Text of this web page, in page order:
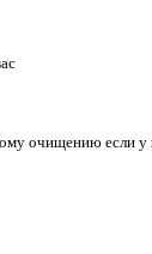
очищению если у